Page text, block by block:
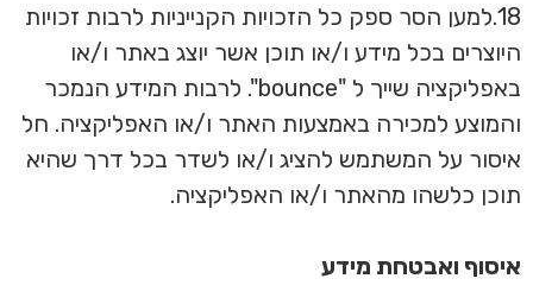
18.למען הסר ספק כל הזכויות הקנייניות לרבות זכויות
היוצרים בכל מידע ו/או תוכן אשר יוצג באתר ו/או
באפליקציה שייך ל "bounce". לרבות המידע הנמכר
והמוצע למכירה באמצעות האתר ו/או האפליקציה. חל
איסור על המשתמש להציג ו/או לשדר בכל דרך שהיא
תוכן כלשהו מהאתר ו/או האפליקציה.
איסוף ואבטחת מידע